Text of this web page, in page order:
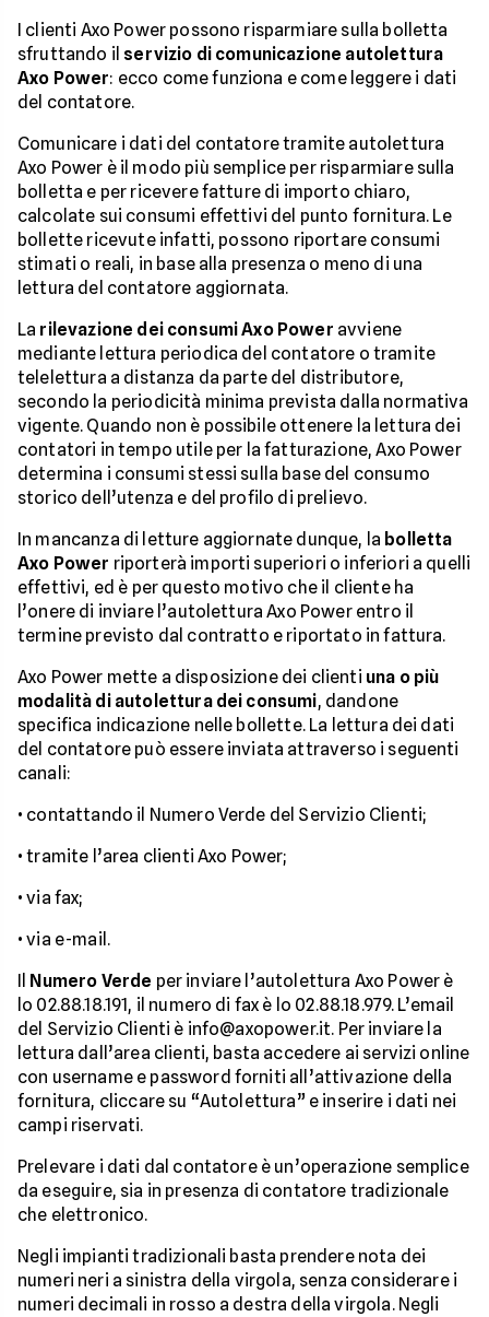
I clienti Axo Power possono risparmiare sulla bolletta
sfruttando il servizio di comunicazione autolettura
Axo Power: ecco come funziona e come leggere i dati
del contatore.
Comunicare i dati del contatore tramite autolettura
Axo Power è il modo più semplice per risparmiare sulla
bolletta e per ricevere fatture di importo chiaro,
calcolate sui consumi effettivi del punto fornitura. Le
bollette ricevute infatti, possono riportare consumi
stimati o reali, in base alla presenza o meno di una
lettura del contatore aggiornata.
La rilevazione dei consumi Axo Power avviene
mediante lettura periodica del contatore o tramite
telelettura a distanza da parte del distributore,
secondo la periodicità minima prevista dalla normativa
vigente. Quando non è possibile ottenere la lettura dei
contatori in tempo utile per la fatturazione, Axo Power
determina i consumi stessi sulla base del consumo
storico dell’utenza e del profilo di prelievo.
In mancanza di letture aggiornate dunque, la bolletta
Axo Power riporterà importi superiori o inferiori a quelli
effettivi, ed è per questo motivo che il cliente ha
l’onere di inviare l’autolettura Axo Power entro il
termine previsto dal contratto e riportato in fattura.
Axo Power mette a disposizione dei clienti una o più
modalità di autolettura dei consumi, dandone
specifica indicazione nelle bollette. La lettura dei dati
del contatore può essere inviata attraverso i seguenti
canali:
• contattando il Numero Verde del Servizio Clienti;
• tramite l’area clienti Axo Power;
• via fax;
• via e-mail.
Il Numero Verde per inviare l’autolettura Axo Power è
lo 02.88.18.191, il numero di fax è lo 02.88.18.979. L’email
del Servizio Clienti è info@axopower.it. Per inviare la
lettura dall’area clienti, basta accedere ai servizi online
con username e password forniti all’attivazione della
fornitura, cliccare su “Autolettura” e inserire i dati nei
campi riservati.
Prelevare i dati dal contatore è un’operazione semplice
da eseguire, sia in presenza di contatore tradizionale
che elettronico.
Negli impianti tradizionali basta prendere nota dei
numeri neri a sinistra della virgola, senza considerare i
numeri decimali in rosso a destra della virgola. Negli